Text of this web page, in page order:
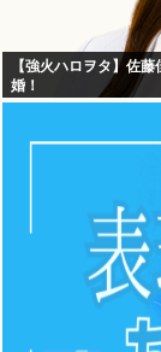
【強火ハロヲタ】佐
婚！